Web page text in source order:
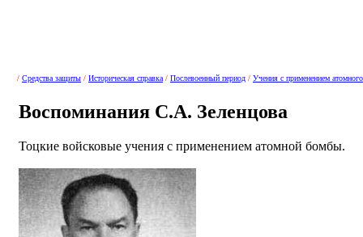
/ Средства защиты / Историческая справка / Послевоенный период / Учения с применением
Воспоминания С.А. Зеленцова
Тоцкие войсковые учения с применением атомной бомбы.